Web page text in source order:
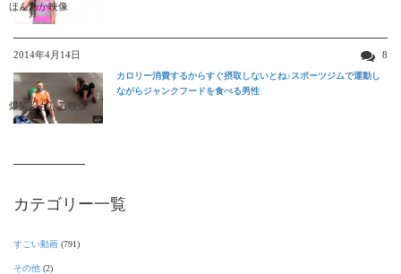
ほんわか映像
2014年4月14日 8
爆笑おもしろ映像
カロリー消費するからすぐ摂取しないとね♪スポーツジムで運動し
ながらジャンクフードを食べる男性
カテゴリー一覧
すごい動画 (791)
その他 (2)